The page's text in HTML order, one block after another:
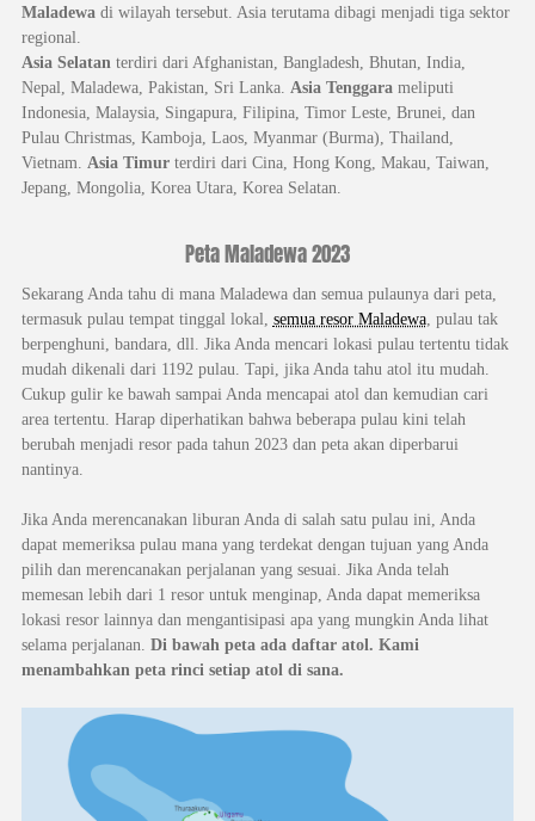
Maladewa di wilayah tersebut. Asia terutama dibagi menjadi tiga sektor
regional.
Asia Selatan terdiri dari Afghanistan, Bangladesh, Bhutan, India,
Nepal, Maladewa, Pakistan, Sri Lanka. Asia Tenggara meliputi
Indonesia, Malaysia, Singapura, Filipina, Timor Leste, Brunei, dan
Pulau Christmas, Kamboja, Laos, Myanmar (Burma), Thailand,
Vietnam. Asia Timurterdiri dari Cina, Hong Kong, Makau, Taiwan,
Jepang, Mongolia, Korea Utara, Korea Selatan.
Peta Maladewa 2023
Sekarang Anda tahu di mana Maladewa dan semua pulaunya dari peta,
termasuk pulau tempat tinggal lokal, semua resor Maladewa, pulau tak
berpenghuni, bandara, dll. Jika Anda mencari lokasi pulau tertentu tidak
mudah dikenali dari 1192 pulau. Tapi, jika Anda tahu atol itu mudah.
Cukup gulir ke bawah sampai Anda mencapai atol dan kemudian cari
area tertentu. Harap diperhatikan bahwa beberapa pulau kini telah
berubah menjadi resor pada tahun 2023 dan peta akan diperbarui
nantinya.
Jika Anda merencanakan liburan Anda di salah satu pulau ini, Anda
dapat memeriksa pulau mana yang terdekat dengan tujuan yang Anda
pilih dan merencanakan perjalanan yang sesuai. Jika Anda telah
memesan lebih dari 1 resor untuk menginap, Anda dapat memeriksa
lokasi resor lainnya dan mengantisipasi apa yang mungkin Anda lihat
selama perjalanan. Di bawah peta ada daftar atol. Kami
menambahkan peta rinci setiap atol di sana.